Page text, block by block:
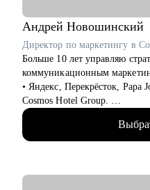
Андрей Новошинский
Больше 10 лет управляю
коммуникационным
• Яндекс, Перекрёсток,
Cosmos Hotel Group.
• ТОП 4 СМО рейтинга
• Два высших образования:
при Правительстве РФ.